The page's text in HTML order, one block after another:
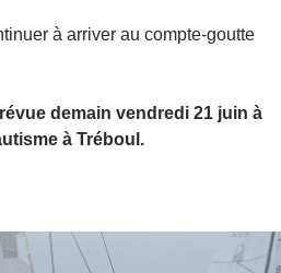
à arriver au compte-goutte
demain vendredi 21 juin à
à Tréboul.